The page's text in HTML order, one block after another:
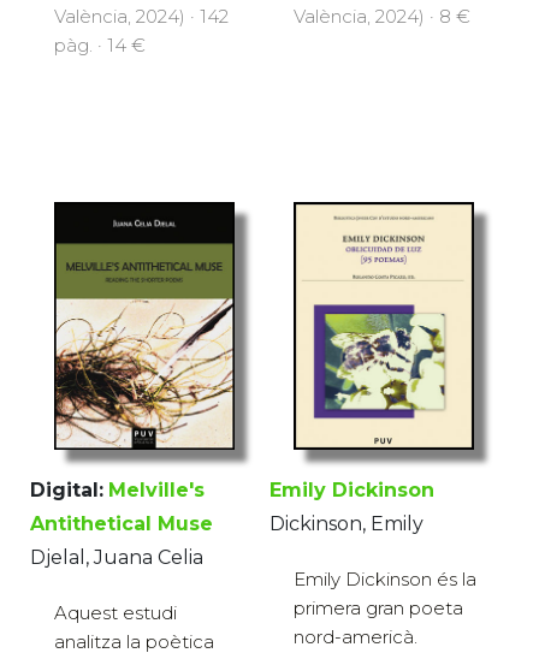
València, 2024) · 142
pàg. · 14 €
València, 2024) · 8 €
Digital: Melville's
Antithetical Muse
Djelal, Juana Celia
Aquest estudi
analitza la poètica
Emily Dickinson
Dickinson, Emily
Emily Dickinson és la
primera gran poeta
nord-americà.